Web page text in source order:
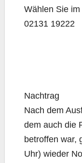
Wäh­len Sie
02131 19222
Nach­trag
Nach dem
dem auch die
betrof­fen war,
Uhr) wie­der